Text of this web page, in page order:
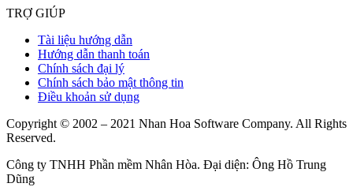
TRỢ GIÚP
Tài liệu hướng dẫn
Hướng dẫn thanh toán
Chính sách đại lý
Chính sách bảo mật thông tin
Điều khoản sử dụng
Copyright © 2002 – 2021 Nhan Hoa Software Company. All Rights
Reserved.
Công ty TNHH Phần mềm Nhân Hòa. Đại diện: Ông Hồ Trung
Dũng